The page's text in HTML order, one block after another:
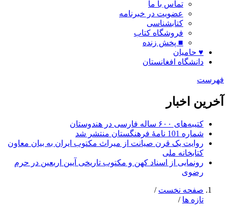
تماس با ما
عضویت در خبرنامه
کتابشناسی
فروشگاه کتاب
■ پخش زنده
♥ حامیان
دانشگاه افغانستان
فهرست
آخرین اخبار
کتیبه‌های ۶۰۰ ساله فارسی در هندوستان
شماره 101 نامۀ فرهنگستان منتشر شد
روایت یک قرن صیانت از میراث مکتوب ایران به بیان معاون
کتابخانه ملی
رونمایی از اسناد کهن و مکتوب تاریخی آیین اربعین در حرم
رضوی
صفحه نخست /
تازه ها /